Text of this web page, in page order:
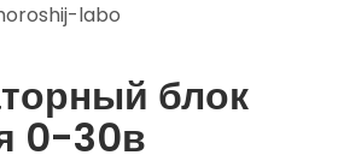
labo
блок
0-30в